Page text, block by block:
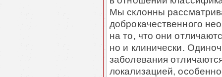
Мы склонны
доброкачест­вен­ного
на то, что они
но и клинически.
заболевания
локализацией,